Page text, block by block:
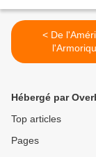
< De l'Amérique à
Hébergé par
Top articles
Pages